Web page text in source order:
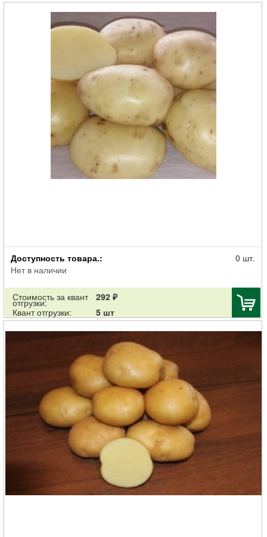
Картофель семенной Флагман суперэлита 2кг
Доступность товара.:
Нет в наличии
0 шт.
Стоимость за квант
отгрузки:
292 ₽
Квант отгрузки:
5 шт